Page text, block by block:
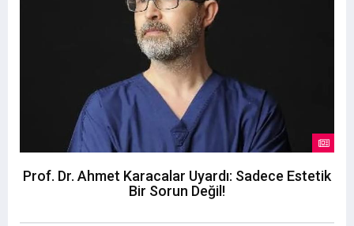
Prof. Dr. Ahmet Karacalar Uyardı: Sadece Estetik
Bir Sorun Değil!